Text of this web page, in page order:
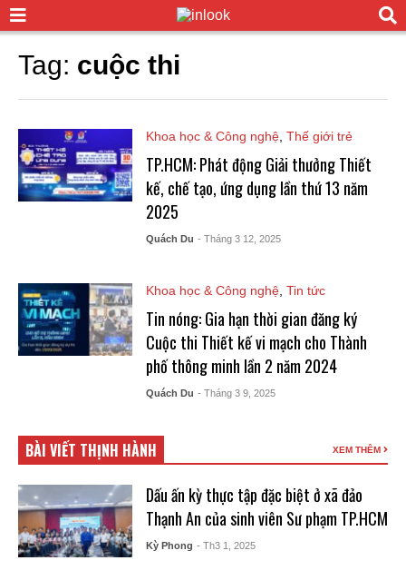
Tag: cuộc thi
Khoa học & Công nghệ, Thế giới trẻ
TP.HCM: Phát động Giải thưởng Thiết
kế, chế tạo, ứng dụng lần thứ 13 năm
2025
Quách Du - Tháng 3 12, 2025
Khoa học & Công nghệ, Tin tức
Tin nóng: Gia hạn thời gian đăng ký
Cuộc thi Thiết kế vi mạch cho Thành
phố thông minh lần 2 năm 2024
Quách Du - Tháng 3 9, 2025
BÀI VIẾT THỊNH HÀNH XEM THÊM
Dấu ấn kỳ thực tập đặc biệt ở xã đảo
Thạnh An của sinh viên Sư phạm TP.HCM
Kỳ Phong - Th3 1, 2025